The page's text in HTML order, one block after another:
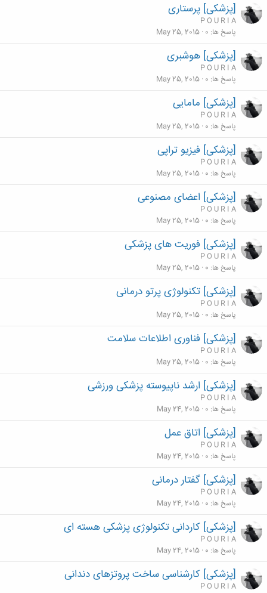
[پزشکی] پرستاری
P O U R I A
پاسخ ها 0
May 25, 2015
[پزشکی] هوشبری
P O U R I A
پاسخ ها 0
May 25, 2015
[پزشکی] مامایی
P O U R I A
پاسخ ها 0
May 25, 2015
[پزشکی] فیزیو تراپی
P O U R I A
پاسخ ها 0
May 25, 2015
[پزشکی] اعضای مصنوعی
P O U R I A
پاسخ ها 0
May 25, 2015
[پزشکی] فوریت های پزشکی
P O U R I A
پاسخ ها 0
May 25, 2015
[پزشکی] تکنولوژی پرتو درمانی
P O U R I A
پاسخ ها 0
May 25, 2015
[پزشکی] فناوری اطلاعات سلامت
P O U R I A
پاسخ ها 0
May 25, 2015
[پزشکی] ارشد ناپیوسته پزشکی ورزشی
P O U R I A
پاسخ ها 0
May 24, 2015
[پزشکی] اتاق عمل
P O U R I A
پاسخ ها 0
May 24, 2015
[پزشکی] گفتار درمانی
P O U R I A
پاسخ ها 0
May 24, 2015
[پزشکی] کاردانی تکنولوژی پزشکی هسته ای
P O U R I A
پاسخ ها 0
May 24, 2015
[پزشکی] کارشناسی ساخت پروتزهای دندانی
P O U R I A